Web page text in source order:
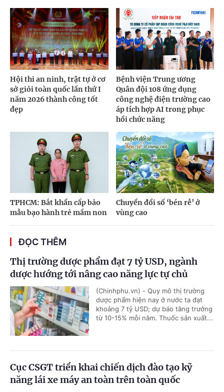
Hội thi an ninh, trật tự ở cơ
sở giỏi toàn quốc lần thứ I
năm 2026 thành công tốt
đẹp
Bệnh viện Trung ương
Quân đội 108 ứng dụng
công nghệ điện trường cao
áp tích hợp AI trong phục
hồi chức năng
TPHCM: Bắt khẩn cấp bảo
mẫu bạo hành trẻ mầm non
Chuyển đổi số ‘bén rễ’ ở
vùng cao
ĐỌC THÊM
Thị trường dược phẩm đạt 7 tỷ USD, ngành
dược hướng tới nâng cao năng lực tự chủ
(Chinhphu.vn) - Quy mô thị trường
dược phẩm hiện nay ở nước ta đạt
khoảng 7 tỷ USD; dự báo tăng trưởng
từ 10-15% mỗi năm. Thuốc sản xuất...
Cục CSGT triển khai chiến dịch đào tạo kỹ
năng lái xe máy an toàn trên toàn quốc